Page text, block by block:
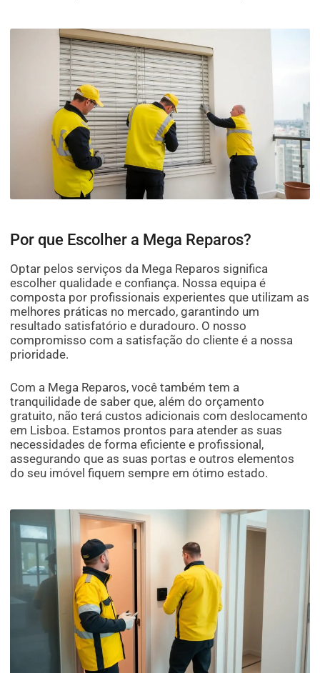
Por que Escolher a Mega Reparos?
Optar pelos serviços da Mega Reparos significa
escolher qualidade e confiança. Nossa equipa é
composta por profissionais experientes que utilizam as
melhores práticas no mercado, garantindo um
resultado satisfatório e duradouro. O nosso
compromisso com a satisfação do cliente é a nossa
prioridade.
Com a Mega Reparos, você também tem a
tranquilidade de saber que, além do orçamento
gratuito, não terá custos adicionais com deslocamento
em Lisboa. Estamos prontos para atender as suas
necessidades de forma eficiente e profissional,
assegurando que as suas portas e outros elementos
do seu imóvel fiquem sempre em ótimo estado.